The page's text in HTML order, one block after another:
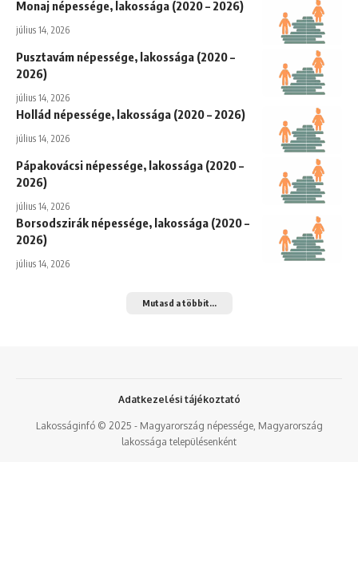
Monaj népessége, lakossága (2020 – 2026)
július 14, 2026
Pusztavám népessége, lakossága (2020 –
2026)
július 14, 2026
Hollád népessége, lakossága (2020 – 2026)
július 14, 2026
Pápakovácsi népessége, lakossága (2020 –
2026)
július 14, 2026
Borsodszirák népessége, lakossága (2020 –
2026)
július 14, 2026
Mutasd a többit...
Lakosságinfó © 2025 - Magyarország népessége, Magyarország
lakossága településenként
Adatkezelési tájékoztató